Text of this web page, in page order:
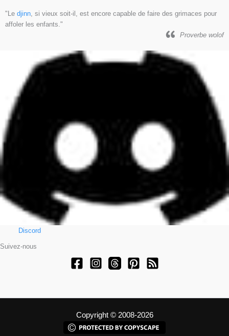
"Le djinn, si vieux soit-il, est encore capable de faire des grimaces pour
affoler les enfants."
Proverbe wolof
Discord
Suivez-nous
Copyright © 2008-2026